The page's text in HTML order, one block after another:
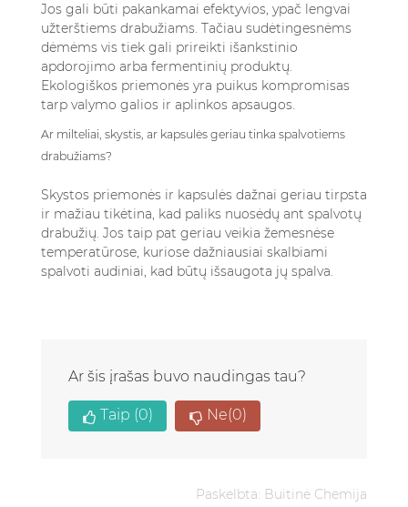
Jos gali būti pakankamai efektyvios, ypač lengvai
užterštiems drabužiams. Tačiau sudėtingesnėms
dėmėms vis tiek gali prireikti išankstinio
apdorojimo arba fermentinių produktų.
Ekologiškos priemonės yra puikus kompromisas
tarp valymo galios ir aplinkos apsaugos.
Ar milteliai, skystis, ar kapsulės geriau tinka spalvotiems
drabužiams?
Skystos priemonės ir kapsulės dažnai geriau tirpsta
ir mažiau tikėtina, kad paliks nuosėdų ant spalvotų
drabužių. Jos taip pat geriau veikia žemesnėse
temperatūrose, kuriose dažniausiai skalbiami
spalvoti audiniai, kad būtų išsaugota jų spalva.
Ar šis įrašas buvo naudingas tau?
Taip (0) Ne(0)
Paskelbta: Buitinė Chemija